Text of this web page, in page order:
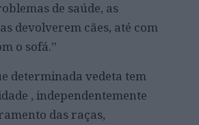
de saúde, as
devolverem cães, até com
o sofá.”
determinada vedeta tem
, independentemente
das raças,